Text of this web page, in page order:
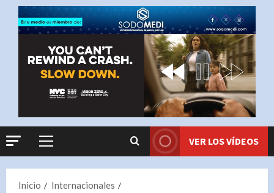
Menú
VER LOS VÍDEOS
Inicio
Internacionales